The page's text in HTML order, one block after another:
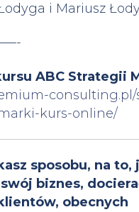
i Mariusz
ABC Strategii
consulting.pl/
kurs-online/
sposobu, na to,
biznes,
obecnych